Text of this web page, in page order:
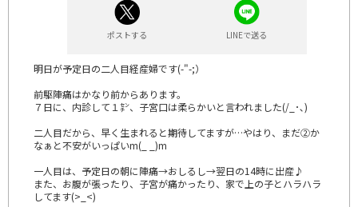
ポストする LINEで送る
明日が予定日の二人目経産婦です(-"-;）
前駆陣痛はかなり前からあります。
７日に、内診して１㌢、子宮口は柔らかいと言われました(/_･､)
二人目だから、早く生まれると期待してますが…やはり、まだ②か
なぁと不安がいっぱいm(_ _)m
一人目は、予定日の朝に陣痛→おしるし→翌日の14時に出産♪
また、お腹が張ったり、子宮が痛かったり、家で上の子とハラハラ
してます(>_<)